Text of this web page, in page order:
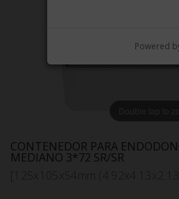
CONTENEDOR PARA
MEDIANO 3*72 SR/SR
Powered